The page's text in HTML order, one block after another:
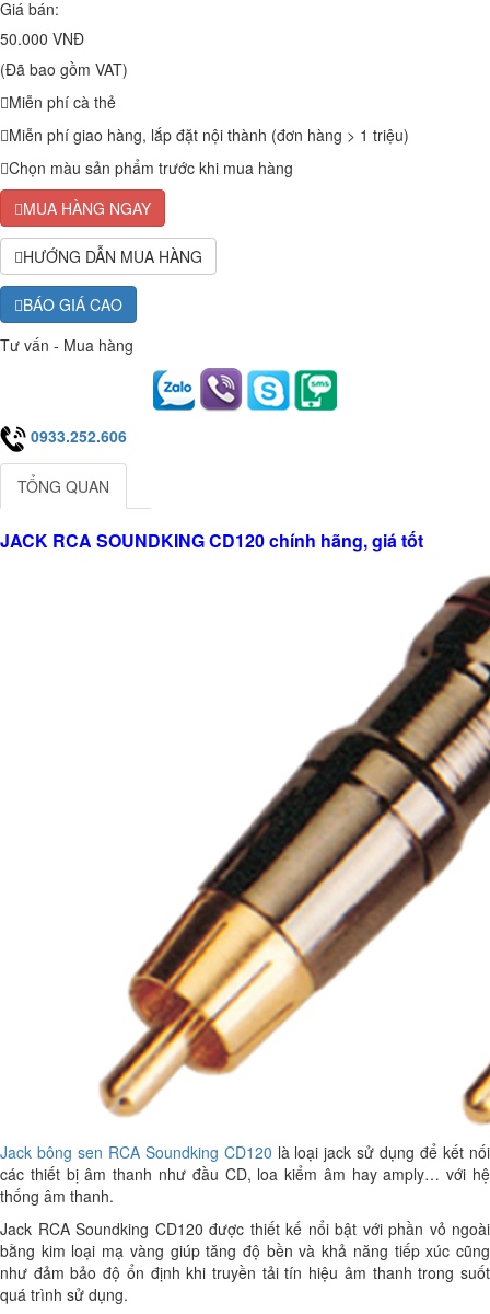
Giá bán:
50.000 VNĐ
(Đã bao gồm VAT)
Miễn phí cà thẻ
Miễn phí giao hàng, lắp đặt nội thành (đơn hàng > 1 triệu)
Chọn màu sản phẩm trước khi mua hàng
MUA HÀNG NGAY
HƯỚNG DẪN MUA HÀNG
BÁO GIÁ CAO
Tư vấn - Mua hàng
0933.252.606
TỔNG QUAN
JACK RCA SOUNDKING CD120 chính hãng, giá tốt
Jack bông sen RCA Soundking CD120 là loại jack sử dụng để kết nối
các thiết bị âm thanh như đầu CD, loa kiểm âm hay amply… với hệ
thống âm thanh.
Jack RCA Soundking CD120 được thiết kế nổi bật với phần vỏ ngoài
bằng kim loại mạ vàng giúp tăng độ bền và khả năng tiếp xúc cũng
như đảm bảo độ ổn định khi truyền tải tín hiệu âm thanh trong suốt
quá trình sử dụng.